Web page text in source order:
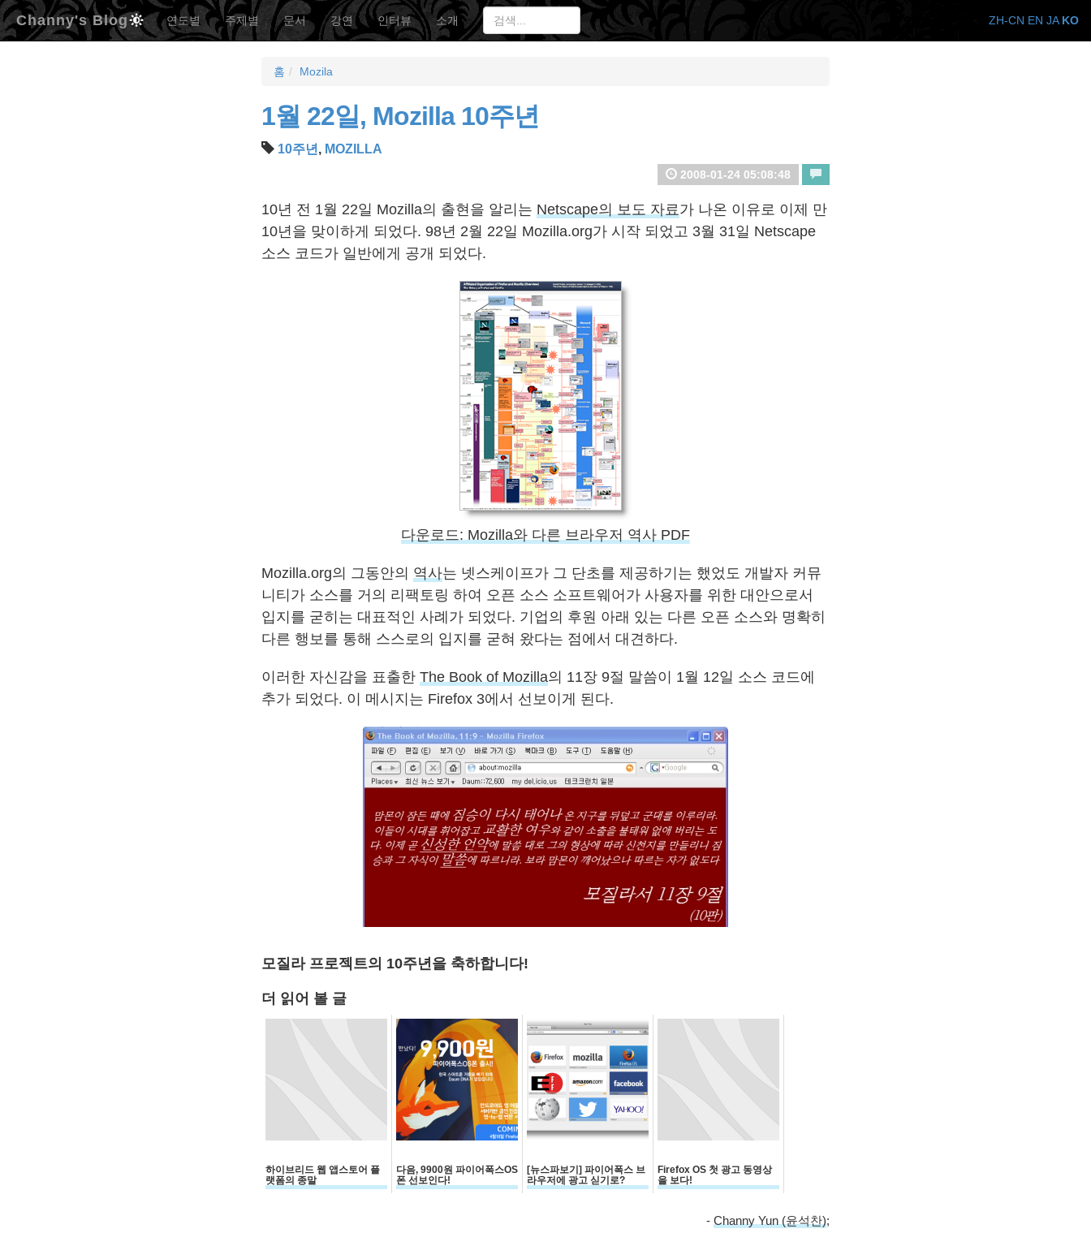
Channy's Blog 연도별 주제별 문서 강연 인터뷰 소개
홈 Mozila
1월 22일, Mozilla 10주년
10주년 , MOZILLA
2008-01-24 05:08:48
10년 전 1월 22일 Mozilla의 출현을 알리는 Netscape의 보도 자료가 나온 이유로 이제 만
10년을 맞이하게 되었다. 98년 2월 22일 Mozilla.org가 시작 되었고 3월 31일 Netscape
소스 코드가 일반에게 공개 되었다.
다운로드: Mozilla와 다른 브라우저 역사 PDF
Mozilla.org의 그동안의 역사는 넷스케이프가 그 단초를 제공하기는 했었도 개발자 커뮤
니티가 소스를 거의 리팩토링 하여 오픈 소스 소프트웨어가 사용자를 위한 대안으로서
입지를 굳히는 대표적인 사례가 되었다. 기업의 후원 아래 있는 다른 오픈 소스와 명확히
다른 행보를 통해 스스로의 입지를 굳혀 왔다는 점에서 대견하다.
이러한 자신감을 표출한 The Book of Mozilla의 11장 9절 말씀이 1월 12일 소스 코드에
추가 되었다. 이 메시지는 Firefox 3에서 선보이게 된다.
모질라 프로젝트의 10주년을 축하합니다!
더 읽어 볼 글
하이브리드 웹 앱스토어 플
랫폼의 종말
다음, 9900원 파이어폭스OS
폰 선보인다!
[뉴스파보기] 파이어폭스 브
라우저에 광고 싣기로?
Firefox OS 첫 광고 동영상
을 보다!
- Channy Yun (윤석찬);
ZH-CN EN JA KO